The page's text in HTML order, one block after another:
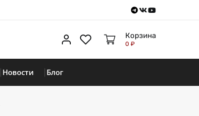
Telegram
VKontakte
Youtube
Личный кабинет
ИзбранноеКорзина
0 ₽
Новости Блог